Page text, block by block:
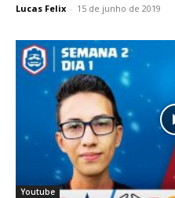
Lucas Felix - 15 de junho de 2019
Youtube